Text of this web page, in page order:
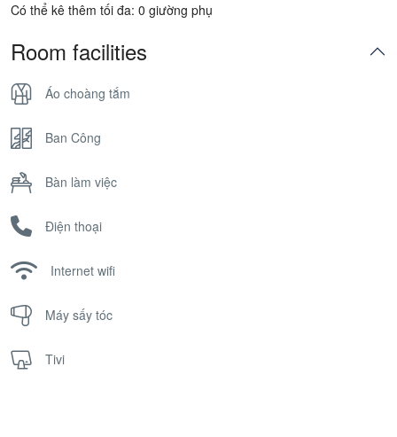
Có thể kê thêm tối đa: 0 giường phụ
Room facilities
Áo choàng tắm
Ban Công
Bàn làm việc
Điện thoại
Internet wifi
Máy sấy tóc
Tivi